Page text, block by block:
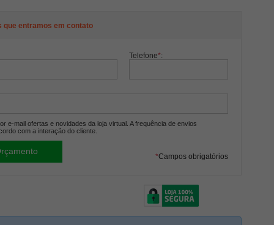
que entramos em contato
Telefone*:
e-mail ofertas e novidades da loja virtual. A frequência de envios
com a interação do cliente.
*Campos obrigatórios